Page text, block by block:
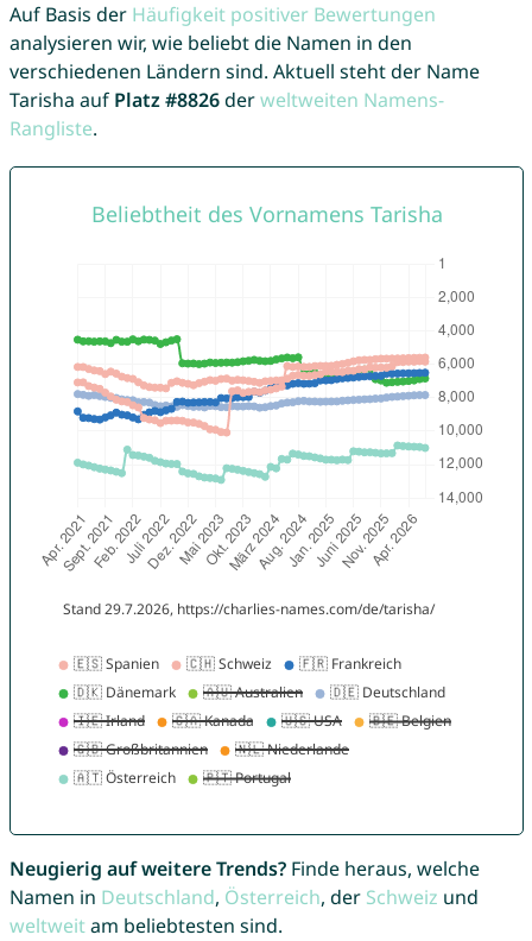
Auf Basis der Häufigkeit positiver Bewertungen
analysieren wir, wie beliebt die Namen in den
verschiedenen Ländern sind. Aktuell steht der Name
Tarisha auf Platz #8826derweltweiten Namens-
Rangliste.
Neugierig auf weitere Trends?Finde heraus, welche
Namen in Deutschland, Österreich, der Schweiz und
weltweitam beliebtesten sind.